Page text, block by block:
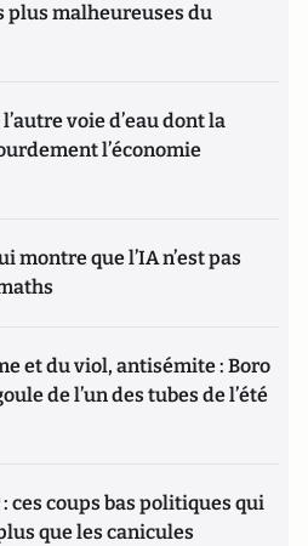
plus malheureuses du
voie d’eau dont la
l’économie
montre que l’IA n’est pas
et du viol, antisémite : Boro
de l’un des tubes de l’été
coups bas politiques qui
que les canicules